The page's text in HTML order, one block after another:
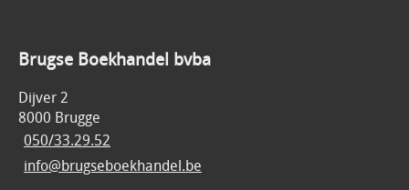
Brugse Boekhandel bvba
Dijver 2
8000 Brugge
050/33.29.52
info@brugseboekhandel.be